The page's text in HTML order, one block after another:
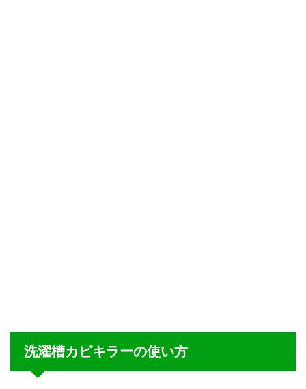
洗濯槽カビキラーの使い方